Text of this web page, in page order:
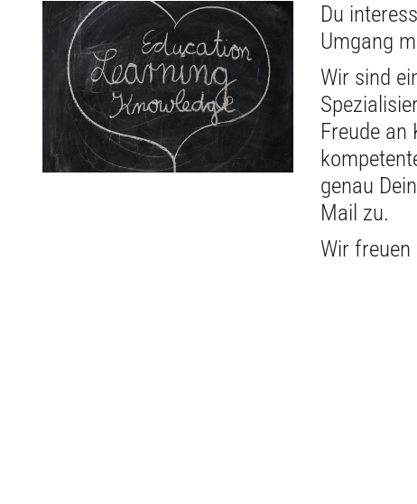
Du
Umgang
Wir sind
Freude
genau
Mail zu.
Wir